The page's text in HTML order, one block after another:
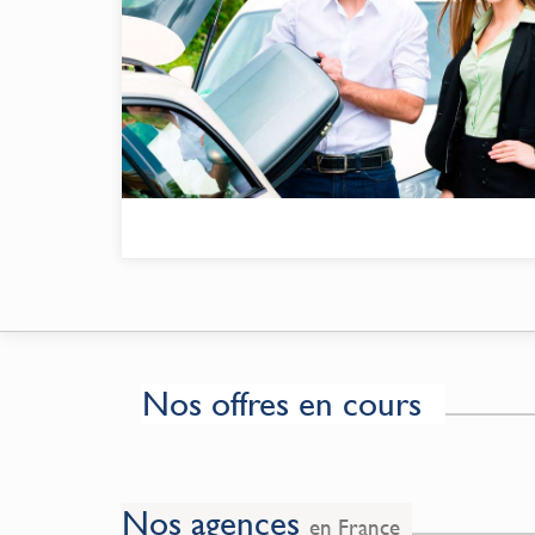
Nos offres en cours
Nos agences en France